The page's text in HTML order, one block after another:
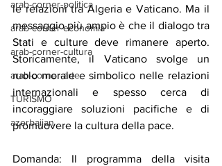
arab-corner-politica
arab-corner-economia
arab-corner-cultura
arab-corner-arte
TURISMO
azerbaijan
le relazioni tra Algeria e Vaticano. Ma il
messaggio più ampio è che il dialogo tra
Stati e culture deve rimanere aperto.
Storicamente, il Vaticano svolge un
ruolo morale e simbolico nelle relazioni
internazionali e spesso cerca di
incoraggiare soluzioni pacifiche e di
promuovere la cultura della pace.
Domanda: Il programma della visita